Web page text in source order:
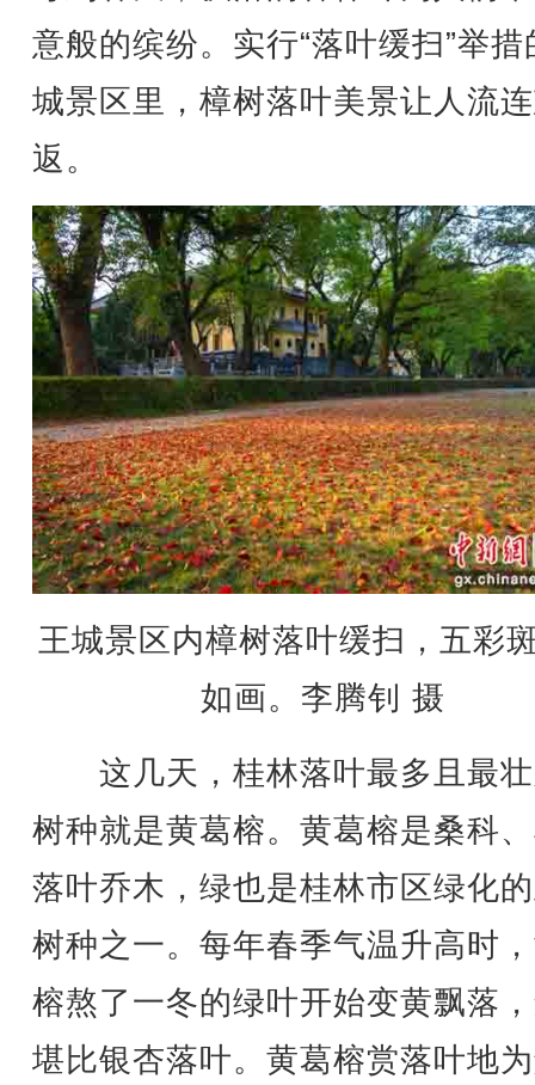
意般的缤纷。实行“落叶缓扫”举措
城景区里，樟树落叶美景让人流
返。
王城景区内樟树落叶缓扫，五彩
如画。李腾钊 摄
这几天，桂林落叶最多且最
树种就是黄葛榕。黄葛榕是桑科
落叶乔木，绿也是桂林市区绿化
树种之一。每年春季气温升高时
榕熬了一冬的绿叶开始变黄飘落
堪比银杏落叶。黄葛榕赏落叶地